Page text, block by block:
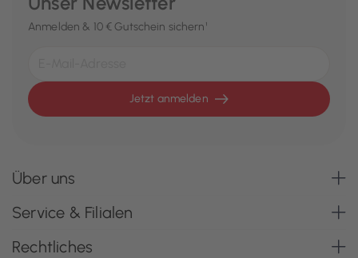
Anmelden & 10 € Gutschein sichern¹
Jetzt anmelden
Über uns
Service & Filialen
Rechtliches